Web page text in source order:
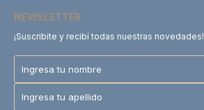
NEWSLETTER
¡Suscribite y recibí todas nuestras novedades!